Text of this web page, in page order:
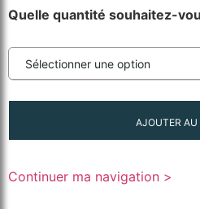
Quelle quantité souhaitez-
AJOUTER AU
Continuer ma navigation >